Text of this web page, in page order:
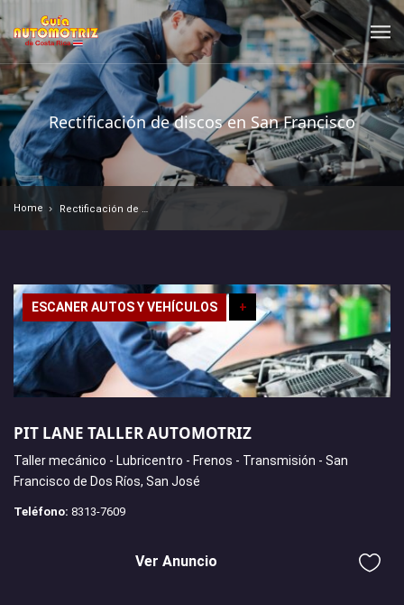
Rectificación de discos en San Francisco
Home
ESCANER AUTOS Y VEHÍCULOS +
PIT LANE TALLER AUTOMOTRIZ
Taller mecánico - Lubricentro - Frenos - Transmisión - San
Francisco de Dos Ríos, San José
Teléfono: 8313-7609
Ver Anuncio